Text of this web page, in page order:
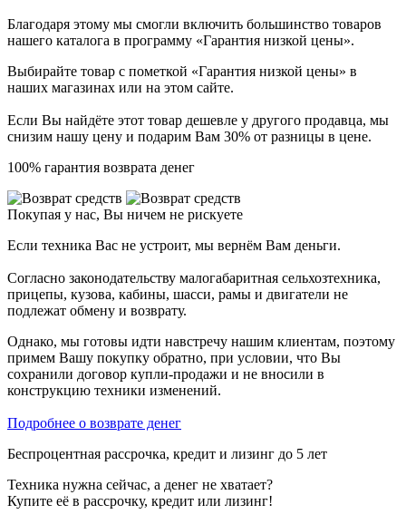
Благодаря этому мы смогли включить большинство товаров
нашего каталога в программу «Гарантия низкой цены».
Выбирайте товар с пометкой «Гарантия низкой цены» в
наших магазинах или на этом сайте.
Если Вы найдёте этот товар дешевле у другого продавца, мы
снизим нашу цену и подарим Вам 30% от разницы в цене.
100% гарантия возврата денег
Покупая у нас, Вы ничем не рискуете
Если техника Вас не устроит, мы вернём Вам деньги.
Согласно законодательству малогабаритная сельхозтехника,
прицепы, кузова, кабины, шасси, рамы и двигатели не
подлежат обмену и возврату.
Однако, мы готовы идти навстречу нашим клиентам, поэтому
примем Вашу покупку обратно, при условии, что Вы
сохранили договор купли-продажи и не вносили в
конструкцию техники изменений.
Подробнее о возврате денег
Беспроцентная рассрочка, кредит и лизинг до 5 лет
Техника нужна сейчас, а денег не хватает?
Купите её в рассрочку, кредит или лизинг!